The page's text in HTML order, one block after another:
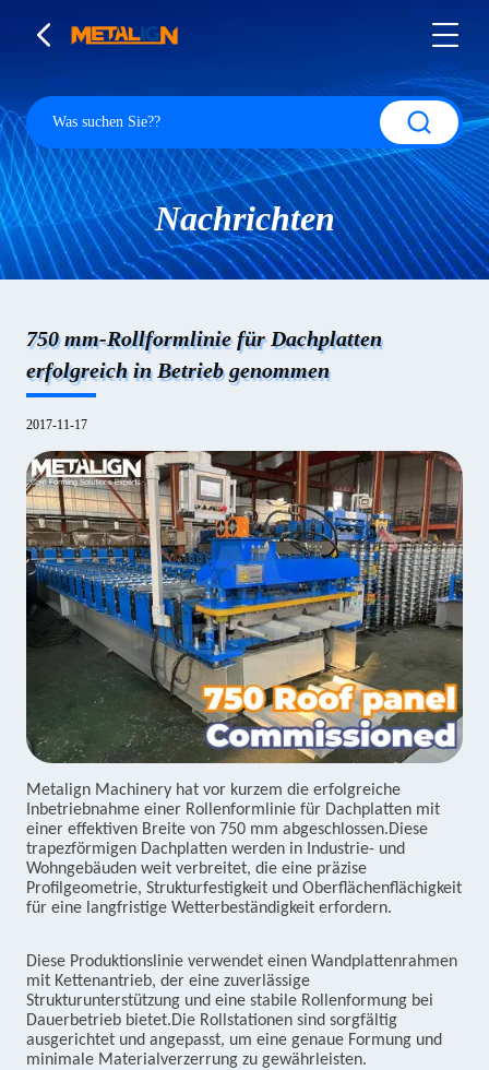
Nachrichten
750 mm-Rollformlinie für Dachplatten
erfolgreich in Betrieb genommen
2017-11-17
Metalign Machinery hat vor kurzem die erfolgreiche
Inbetriebnahme einer Rollenformlinie für Dachplatten mit
einer effektiven Breite von 750 mm abgeschlossen.Diese
trapezförmigen Dachplatten werden in Industrie- und
Wohngebäuden weit verbreitet, die eine präzise
Profilgeometrie, Strukturfestigkeit und Oberflächenflächigkeit
für eine langfristige Wetterbeständigkeit erfordern.
Diese Produktionslinie verwendet einen Wandplattenrahmen
mit Kettenantrieb, der eine zuverlässige
Strukturunterstützung und eine stabile Rollenformung bei
Dauerbetrieb bietet.Die Rollstationen sind sorgfältig
ausgerichtet und angepasst, um eine genaue Formung und
minimale Materialverzerrung zu gewährleisten.